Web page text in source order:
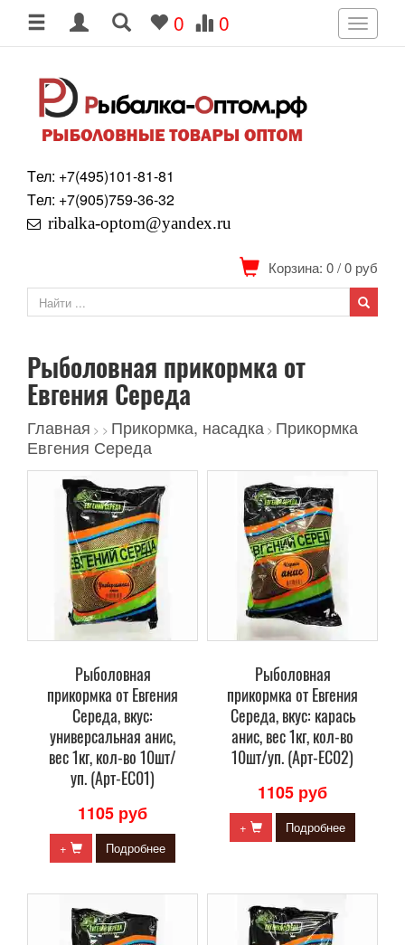
0 0
Toggle
Tел: +7(495)101-81-81
Tел: +7(905)759-36-32
ribalka-optom@yandex.ru
Корзина: 0/0 руб
Рыболовная прикормка от
Евгения Середа
Главная > > Прикормка, насадка > Прикормка
Евгения Середа
Рыболовная
прикормка от Евгения
Середа, вкус:
универсальная анис,
вес 1кг, кол-во 10шт/
уп. (Арт-ЕС01)
1105 руб
+ Подробнее
Рыболовная
прикормка от Евгения
Середа, вкус: карась
анис, вес 1кг, кол-во
10шт/уп. (Арт-ЕС02)
1105 руб
+ Подробнее